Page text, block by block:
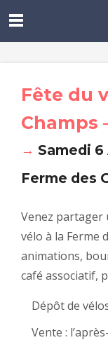
Fête du
Champs
→ Samedi 6
Ferme des
Venez partager
vélo à la Ferme
animations,
café associatif,
Dépôt de
Vente :